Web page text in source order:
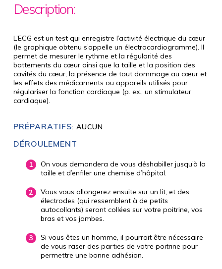
Description:
L’ECG est un test qui enregistre l’activité électrique du cœur
(le graphique obtenu s’appelle un électrocardiogramme). Il
permet de mesurer le rythme et la régularité des
battements du cœur ainsi que la taille et la position des
cavités du cœur, la présence de tout dommage au cœur et
les effets des médicaments ou appareils utilisés pour
régulariser la fonction cardiaque (p. ex., un stimulateur
cardiaque).
PRÉPARATIFS: AUCUN
DÉROULEMENT
On vous demandera de vous déshabiller jusqu’à la
taille et d’enfiler une chemise d’hôpital.
Vous vous allongerez ensuite sur un lit, et des
électrodes (qui ressemblent à de petits
autocollants) seront collées sur votre poitrine, vos
bras et vos jambes.
Si vous êtes un homme, il pourrait être nécessaire
de vous raser des parties de votre poitrine pour
permettre une bonne adhésion.